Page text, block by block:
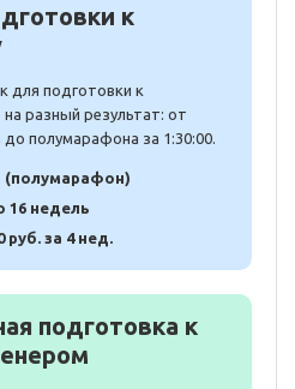
к
для подготовки к
разный результат: от
полумарафона за 1:30:00.
(полумарафон)
16 недель
руб. за 4 нед.
подготовка к